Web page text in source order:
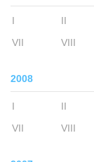
I II
VII
VIII
2008
I II
VII
VIII